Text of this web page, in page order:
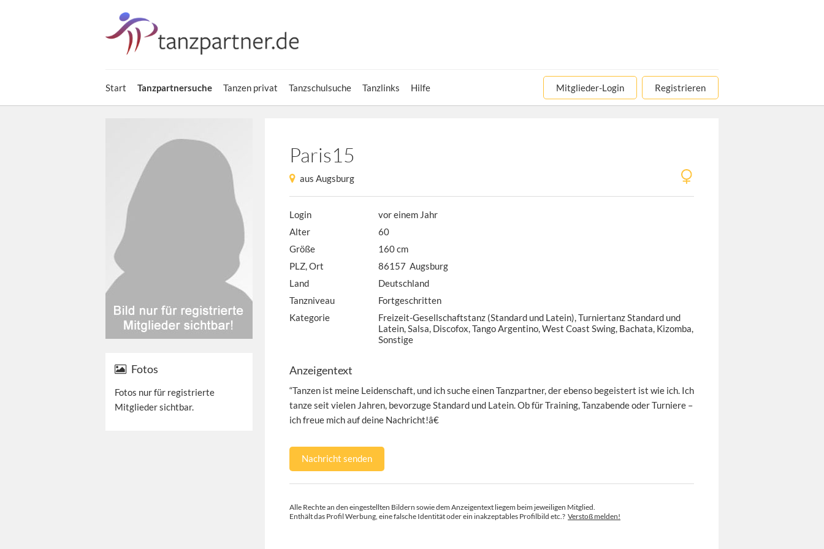
Start Tanzpartnersuche Tanzen privat Tanzschulsuche Tanzlinks Hilfe Mitglieder-Login Registrieren
Fotos
Fotos nur für registrierte
Mitglieder sichtbar.
Paris15
aus Augsburg
Login
vor einem Jahr
Alter
60
Größe
160 cm
PLZ, Ort
86157 Augsburg
Land
Deutschland
Tanzniveau
Fortgeschritten
Kategorie
Freizeit-Gesellschaftstanz (Standard und Latein), Turniertanz Standard und
Latein, Salsa, Discofox, Tango Argentino, West Coast Swing, Bachata, Kizomba,
Sonstige
Anzeigentext
“Tanzen ist meine Leidenschaft, und ich suche einen Tanzpartner, der ebenso begeistert ist wie ich. Ich
tanze seit vielen Jahren, bevorzuge Standard und Latein. Ob für Training, Tanzabende oder Turniere –
ich freue mich auf deine Nachricht!â€
Nachricht senden
Alle Rechte an den eingestellten Bildern sowie dem Anzeigentext liegem beim jeweiligen Mitglied.
Enthält das Profil Werbung, eine falsche Identität oder ein inakzeptables Profilbild etc.? Verstoß melden!